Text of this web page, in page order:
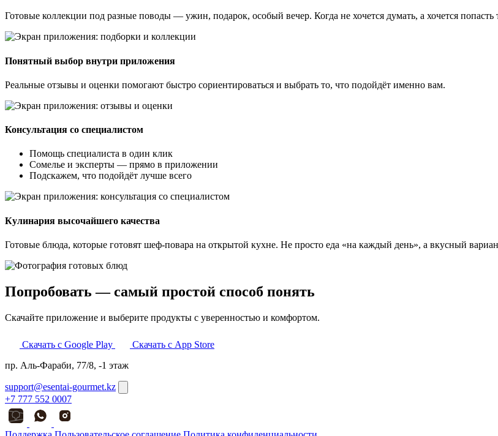
Готовые коллекции под разные поводы — ужин, подарок, особый вечер. Когда не хочется думать, а хочется попасть
Понятный выбор внутри приложения
Реальные отзывы и оценки помогают быстро сориентироваться и выбрать то, что подойдёт именно вам.
Консультация со специалистом
Помощь специалиста в один клик
Сомелье и эксперты — прямо в приложении
Подскажем, что подойдёт лучше всего
Кулинария высочайшего качества
Готовые блюда, которые готовят шеф-повара на открытой кухне. Не просто еда «на каждый день», а вкусный
Попробовать — самый простой способ понять
Скачайте приложение и выберите продукты с уверенностью и комфортом.
Скачать с Google Play Скачать с App Store
пр. Аль-Фараби, 77/8, -1 этаж
support@esentai-gourmet.kz
+7 777 552 0007